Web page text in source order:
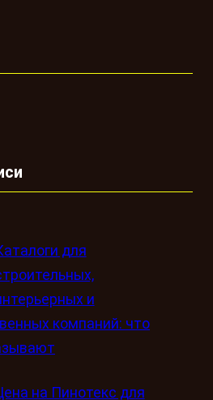
для
и
компаний: что
на Пинотекс для